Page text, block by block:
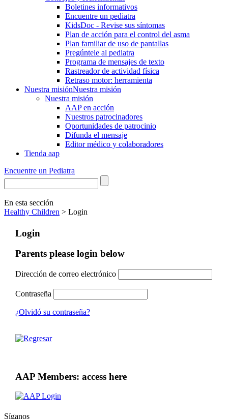
Boletines informativos
Encuentre un pediatra
KidsDoc - Revise sus síntomas
Plan de acción para el control del asma
Plan familiar de uso de pantallas
Pregúntele al pediatra
Programa de mensajes de texto
Rastre​​ador de activida​d física
Retraso motor: herramienta
Nuestra misiónNuestra misión
Nuestra misión
AAP en acción
Nuestros patrocinadores
Oportunidades de patrocinio
Difunda el mensaje
Editor médico y colaboradores
Tienda aap
Encuentre un Pediatra
En esta sección
Healthy Children > Login
Login
Parents please login below
Dirección de correo electrónico
Contraseña
¿Olvidó su contraseña?
AAP Members: access here
Síganos